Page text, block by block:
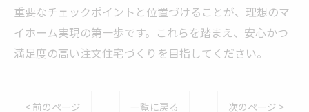
重要なチェックポイントと位置づけることが、理想のマ
イホーム実現の第一歩です。これらを踏まえ、安心かつ
満足度の高い注文住宅づくりを目指してください。
< 前のページ 一覧に戻る 次のページ >